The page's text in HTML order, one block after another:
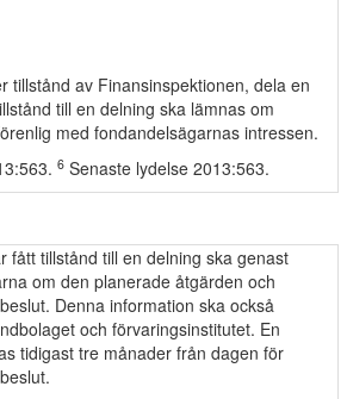
tillstånd av Finansinspektionen, dela en
till en delning ska lämnas om
med fondandelsägarnas intressen.
6 Senaste lydelse 2013:563.
fått tillstånd till en delning ska genast
om den planerade åtgärden och
Denna information ska också
och förvaringsinstitutet. En
tidigast tre månader från dagen för